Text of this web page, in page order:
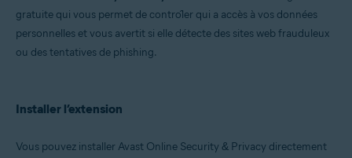
Avast Online Security & Privacy 22.x pour Windows et Mac
Microsoft Windows 8/Professionnel/Entreprise (32/64 bits)
(32/64 bits)
gratuite qui vous permet de contrôler qui a accès à vos données
personnelles et vous avertit si elle détecte des sites web frauduleux
ou des tentatives de phishing.
Installer l’extension
Vous pouvez installer Avast Online Security & Privacy directement